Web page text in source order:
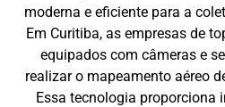
moderna e eficiente para a
Em Curitiba, as empresas de
equipados com câmeras e
realizar o mapeamento aéreo
Essa tecnologia proporciona